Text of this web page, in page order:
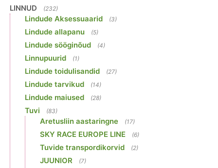
LINNUD (232)
Lindude Aksessuaarid (3)
Lindude allapanu (5)
Lindude sööginõud (4)
Linnupuurid (1)
Lindude toidulisandid (27)
Lindude tarvikud (14)
Lindude maiused (28)
Tuvi (83)
Aretusliin aastaringne (17)
SKY RACE EUROPE LINE (6)
Tuvide transpordikorvid (2)
JUUNIOR (7)